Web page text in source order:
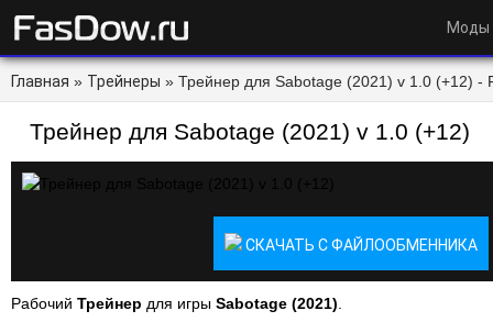
Моды
Главная » Трейнеры » Трейнер для Sabotage (2021) v 1.0 (+12) -
Трейнер для Sabotage (2021) v 1.0 (+12)
СКАЧАТЬ С ФАЙЛООБМЕННИКА
Рабочий Трейнер для игры Sabotage (2021)